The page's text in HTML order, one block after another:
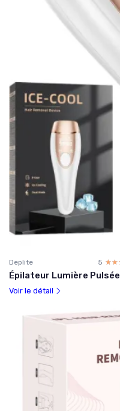
Deplite 5
Épilateur Lumière
Voir le détail